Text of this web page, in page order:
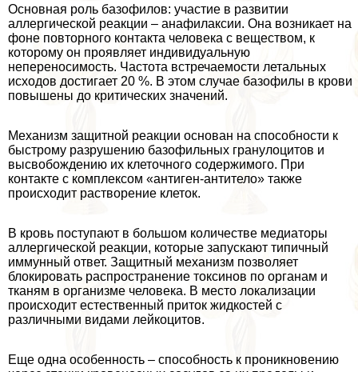
Основная роль базофилов: участие в развитии
аллергической реакции – анафилаксии. Она возникает на
фоне повторного контакта человека с веществом, к
которому он проявляет индивидуальную
непереносимость. Частота встречаемости летальных
исходов достигает 20 %. В этом случае базофилы в крови
повышены до критических значений.
Механизм защитной реакции основан на способности к
быстрому разрушению базофильных гранулоцитов и
высвобождению их клеточного содержимого. При
контакте с комплексом «антиген-антитело» также
происходит растворение клеток.
В кровь поступают в большом количестве медиаторы
аллергической реакции, которые запускают типичный
иммунный ответ. Защитный механизм позволяет
блокировать распространение токсинов по органам и
тканям в организме человека. В место локализации
происходит естественный приток жидкостей с
различными видами лейкоцитов.
Еще одна особенность – способность к проникновению